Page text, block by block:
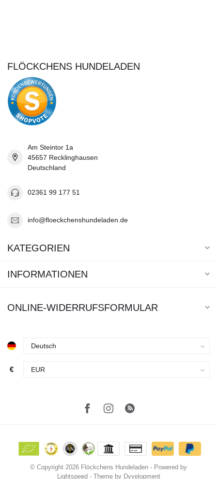
FLÖCKCHENS HUNDELADEN
Am Steintor 1a
45657 Recklinghausen
Deutschland
02361 99 177 51
info@floeckchenshundeladen.de
KATEGORIEN
INFORMATIONEN
ONLINE-WIDERRUFSFORMULAR
€
© Copyright 2026 Flöckchens Hundeladen - Powered by
Lightspeed - Theme by Dyvelopment